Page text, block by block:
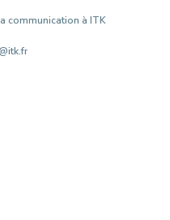
communication à ITK